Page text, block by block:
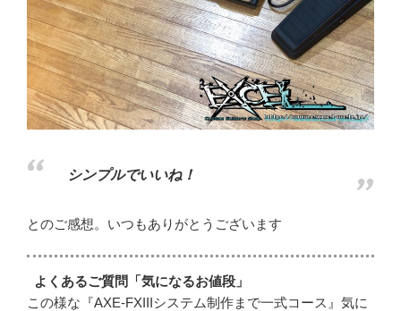
シンプルでいいね！
とのご感想。いつもありがとうございます
よくあるご質問「気になるお値段」
この様な『AXE-FXIIIシステム制作まで一式コース』気に